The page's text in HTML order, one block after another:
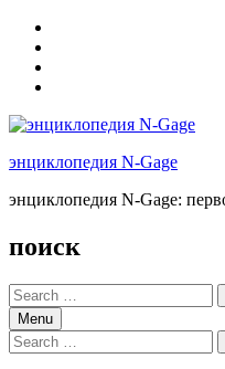
sidebar
энциклопедия N-Gage
энциклопедия N-Gage:
поиск
Search
for:Menu
Search
for: